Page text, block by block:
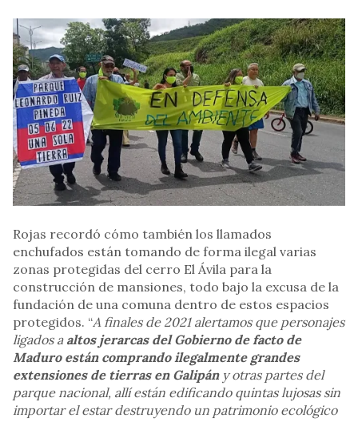
Rojas recordó cómo también los llamados
enchufados están tomando de forma ilegal varias
zonas protegidas del cerro El Ávila para la
construcción de mansiones, todo bajo la excusa de la
fundación de una comuna dentro de estos espacios
protegidos. “A finales de 2021 alertamos que personajes
ligados a altos jerarcas del Gobierno de facto de
Maduro están comprando ilegalmente grandes
extensiones de tierras en Galipány otras partes del
parque nacional, allí están edificando quintas lujosas sin
importar el estar destruyendo un patrimonio ecológico